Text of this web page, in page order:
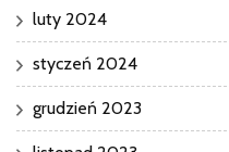
luty 2024
styczeń 2024
grudzień 2023